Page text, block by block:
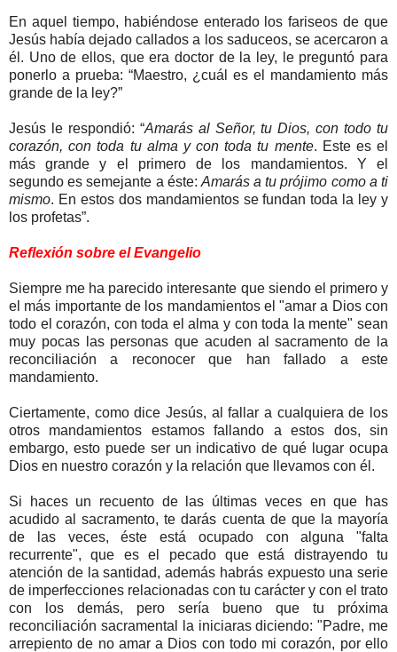
En aquel tiempo, habiéndose enterado los fariseos de que
Jesús había dejado callados a los saduceos, se acercaron a
él. Uno de ellos, que era doctor de la ley, le preguntó para
ponerlo a prueba: “Maestro, ¿cuál es el mandamiento más
grande de la ley?”
Jesús le respondió: “Amarás al Señor, tu Dios, con todo tu
corazón, con toda tu alma y con toda tu mente. Este es el
más grande y el primero de los mandamientos. Y el
segundo es semejante a éste: Amarás a tu prójimo como a ti
mismo. En estos dos mandamientos se fundan toda la ley y
los profetas”.
Reflexión sobre el Evangelio
Siempre me ha parecido interesante que siendo el primero y
el más importante de los mandamientos el "amar a Dios con
todo el corazón, con toda el alma y con toda la mente" sean
muy pocas las personas que acuden al sacramento de la
reconciliación a reconocer que han fallado a este
mandamiento.
Ciertamente, como dice Jesús, al fallar a cualquiera de los
otros mandamientos estamos fallando a estos dos, sin
embargo, esto puede ser un indicativo de qué lugar ocupa
Dios en nuestro corazón y la relación que llevamos con él.
Si haces un recuento de las últimas veces en que has
acudido al sacramento, te darás cuenta de que la mayoría
de las veces, éste está ocupado con alguna "falta
recurrente", que es el pecado que está distrayendo tu
atención de la santidad, además habrás expuesto una serie
de imperfecciones relacionadas con tu carácter y con el trato
con los demás, pero sería bueno que tu próxima
reconciliación sacramental la iniciaras diciendo: "Padre, me
arrepiento de no amar a Dios con todo mi corazón, por ello